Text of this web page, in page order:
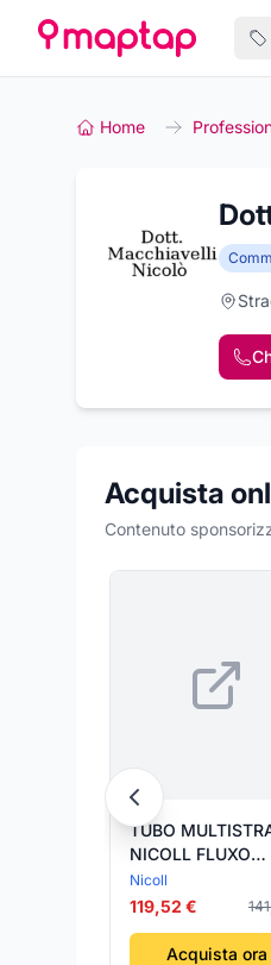
Home
Acquista
Contenuto
TUBO
NICOLL FLUXO
NUDO- 16 X 2-
NICOL- metri 100
Nicoll
119,52 €
Acquista ora